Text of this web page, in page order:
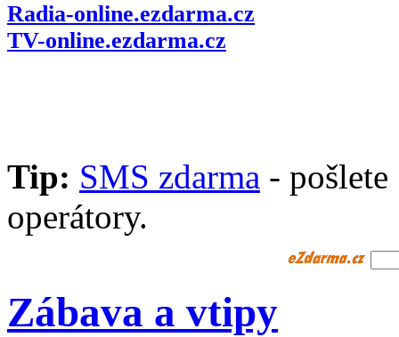
Radia-online.ezdarma.cz
TV-online.ezdarma.cz
Tip: SMS zdarma - pošlete
operátory.
Zábava a vtipy